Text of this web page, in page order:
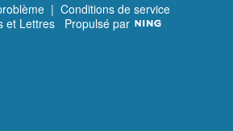
| Conditions de service
et Lettres Propulsé par